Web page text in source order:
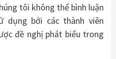
tôi không thể bình luận
dụng bởi các thành viên
đề nghị phát biểu trong